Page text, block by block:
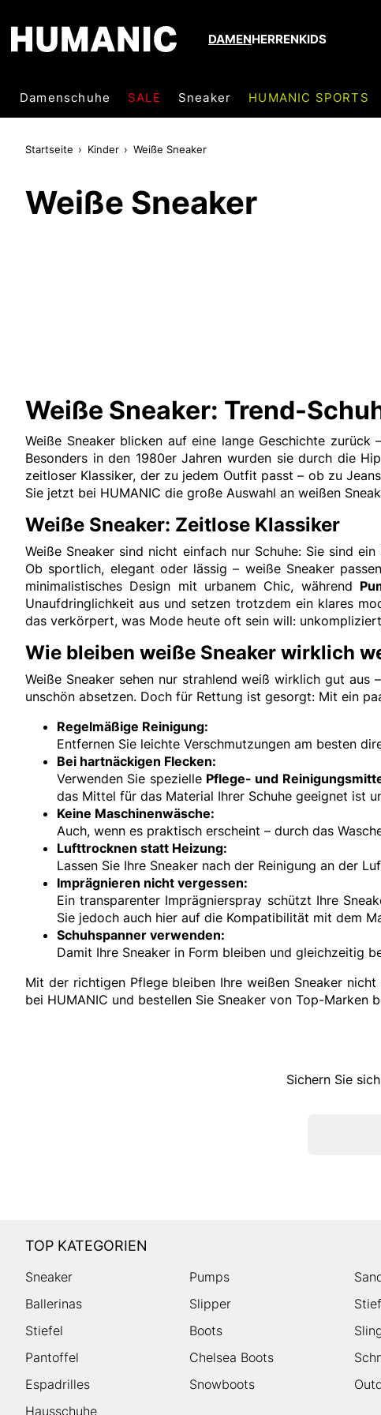
DAMENHERRENKIDS
Damenschuhe SALE Sneaker HUMANIC SPORTS
Startseite Kinder Weiße Sneaker
Weiße Sneaker
Weiße Sneaker: Trend-
Weiße Sneaker blicken auf eine lange Geschichte
Besonders in den 1980er Jahren wurden sie durch die
zeitloser Klassiker, der zu jedem Outfit passt – ob zu
Sie jetzt bei HUMANIC die große Auswahl an weißen
Weiße Sneaker: Zeitlose Klassiker
Weiße Sneaker sind nicht einfach nur Schuhe: Sie sind
Ob sportlich, elegant oder lässig – weiße Sneaker
minimalistisches Design mit urbanem Chic, während
Unaufdringlichkeit aus und setzen trotzdem ein klares
das verkörpert, was Mode heute oft sein will:
Wie bleiben weiße Sneaker wirklich
Weiße Sneaker sehen nur strahlend weiß wirklich gut
unschön absetzen. Doch für Rettung ist gesorgt: Mit ein
Regelmäßige Reinigung:
Entfernen Sie leichte Verschmutzungen am besten
Bei hartnäckigen Flecken:
Verwenden Sie spezielle Pflege- und
das Mittel für das Material Ihrer Schuhe geeignet ist
Keine Maschinenwäsche:
Auch, wenn es praktisch erscheint – durch das
Lufttrocknen statt Heizung:
Lassen Sie Ihre Sneaker nach der Reinigung an der
Imprägnieren nicht vergessen:
Ein transparenter Imprägnierspray schützt Ihre
Sie jedoch auch hier auf die Kompatibilität mit dem
Schuhspanner verwenden:
Damit Ihre Sneaker in Form bleiben und gleichzeitig
Mit der richtigen Pflege bleiben Ihre weißen Sneaker
bei HUMANIC und bestellen Sie Sneaker von Top-Marken
Sichern Sie
TOP KATEGORIEN
Sneaker Pumps
Ballerinas
Slipper
Stiefel
Boots
Pantoffel
Chelsea Boots
Espadrilles
Snowboots
Hausschuhe